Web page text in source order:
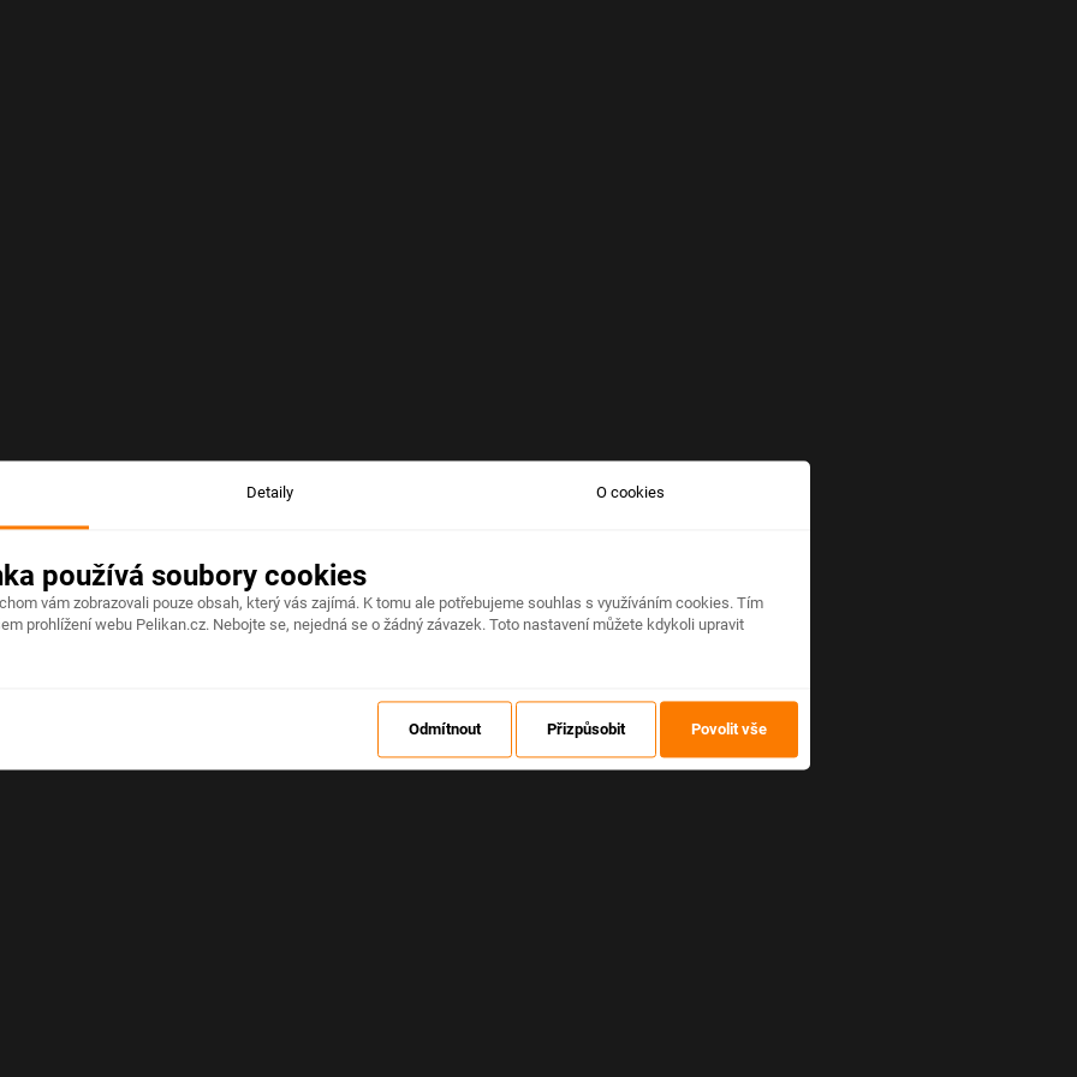
Na stránce došlo k neočekávané chybě
Detaily O cookies
používá soubory cookies
vám zobrazovali pouze obsah, který vás zajímá. K tomu ale potřebujeme souhlas s využíváním cookies. Tím
prohlížení webu Pelikan.cz. Nebojte se, nejedná se o žádný závazek. Toto nastavení můžete kdykoli upravit
Odmítnout Přizpůsobit Povolit vše